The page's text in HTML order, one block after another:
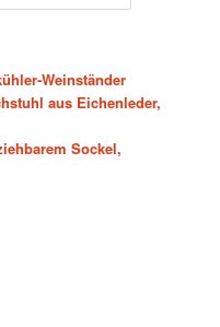
Weinständer
aus Eichenleder,
Sockel,